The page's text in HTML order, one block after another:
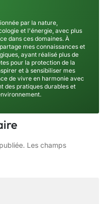
par la nature,
et l'énergie, avec plus
dans ces domaines. À
mes connaissances et
ayant réalisé plus de
pour la protection de la
et à sensibiliser mes
de vivre en harmonie avec
des pratiques durables et
Les champs